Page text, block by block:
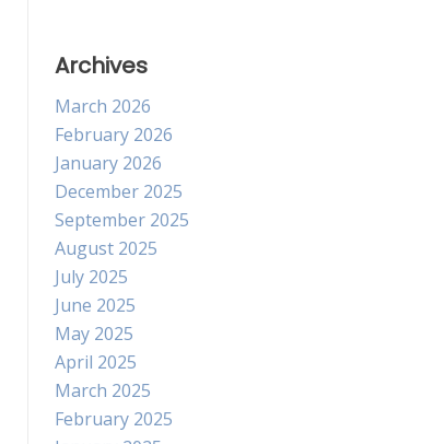
Archives
March 2026
February 2026
January 2026
December 2025
September 2025
August 2025
July 2025
June 2025
May 2025
April 2025
March 2025
February 2025